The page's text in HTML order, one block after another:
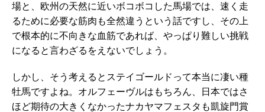
場と、欧州の天然に近いボコボコした馬場では、速く走
るために必要な筋肉も全然違うという話ですし、その上
で根本的に不向きな血筋であれば、やっぱり難しい挑戦
になると言わざるをえないでしょう。
しかし、そう考えるとステイゴールドって本当に凄い種
牡馬ですよね。オルフェーヴルはもちろん、日本ではさ
ほど期待の大きくなかったナカヤマフェスタも凱旋門賞